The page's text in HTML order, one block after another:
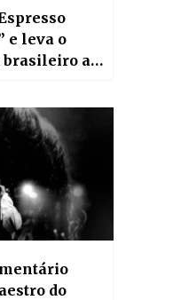
e leva o
a
do